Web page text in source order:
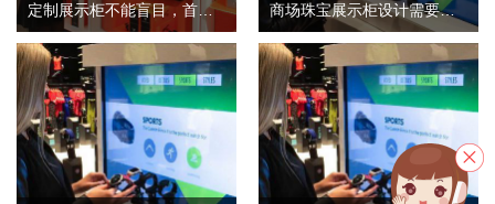
定制展示柜不能盲目，首先要考虑这几点 商场珠宝展示柜设计需要考虑三个因素和细节